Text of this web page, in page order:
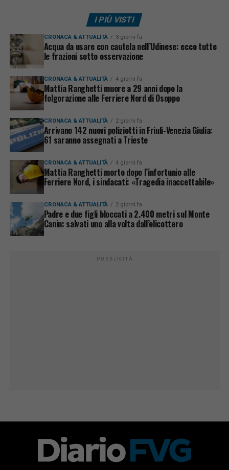
I PIÙ VISTI
CRONACA & ATTUALITÀ 3 giorni fa
Acqua da usare con cautela nell’Udinese: ecco tutte
le frazioni sotto osservazione
CRONACA & ATTUALITÀ 4 giorni fa
Mattia Ranghetti muore a 29 anni dopo la
folgorazione alle Ferriere Nord di Osoppo
CRONACA & ATTUALITÀ 2 giorni fa
Arrivano 142 nuovi poliziotti in Friuli-Venezia Giulia:
61 saranno assegnati a Trieste
CRONACA & ATTUALITÀ 4 giorni fa
Mattia Ranghetti morto dopo l’infortunio alle
Ferriere Nord, i sindacati: «Tragedia inaccettabile»
CRONACA & ATTUALITÀ 2 giorni fa
Padre e due figli bloccati a 2.400 metri sul Monte
Canin: salvati uno alla volta dall’elicottero
PUBBLICITÀ